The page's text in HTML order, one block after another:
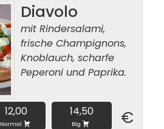
Diavolo
12,00
Normal
14,50
Big €
mit Rindersalami,
frische Champignons,
Knoblauch, scharfe
Peperoni und Paprika.